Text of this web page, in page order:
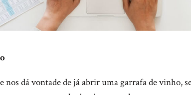
dá vontade de já abrir uma garrafa de vinho,